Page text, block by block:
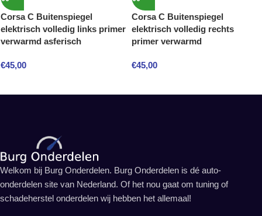
Corsa C Buitenspiegel
elektrisch volledig links primer
verwarmd asferisch
€45,00
Corsa C Buitenspiegel
elektrisch volledig rechts
primer verwarmd
€45,00
Welkom bij Burg Onderdelen. Burg Onderdelen is dé auto-
onderdelen site van Nederland. Of het nou gaat om tuning of
schadeherstel onderdelen wij hebben het allemaal!